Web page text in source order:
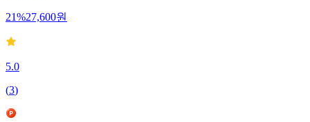
21%27,600원
5.0
(3)